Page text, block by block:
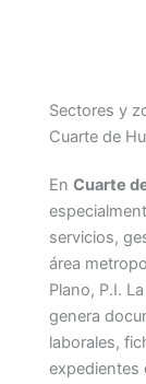
Sectores y
Cuarte de
En Cuarte
servicios,
área
Plano, P.I.
genera
laborales,
expedientes